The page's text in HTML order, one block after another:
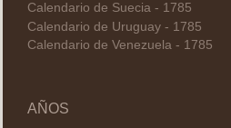
Calendario de Suecia - 1785
Calendario de Uruguay - 1785
Calendario de Venezuela - 1785
AÑOS